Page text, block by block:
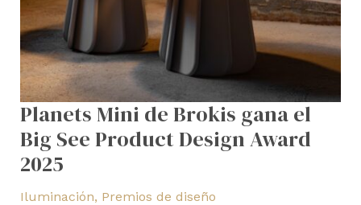
Planets Mini de Brokis gana el
Big See Product Design Award
2025
Iluminación, Premios de diseño